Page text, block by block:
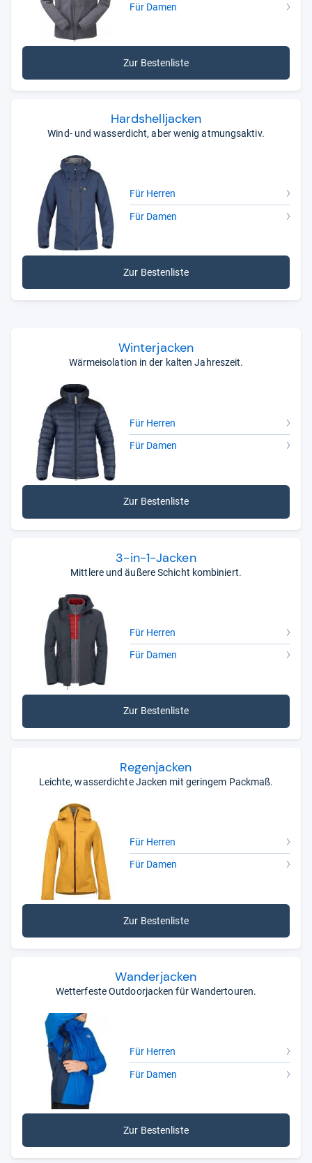
Für Damen
Zur Bestenliste
Hards­hell­ja­cken
Wind- und wasserdicht, aber wenig atmungsaktiv.
Für Herren
Für Damen
Zur Bestenliste
Win­ter­ja­cken
Wärmeisolation in der kalten Jahreszeit.
Für Herren
Für Damen
Zur Bestenliste
3-​in-​1-​Jacken
Mittlere und äußere Schicht kombiniert.
Für Herren
Für Damen
Zur Bestenliste
Regen­ja­cken
Leichte, wasserdichte Jacken mit geringem Packmaß.
Für Herren
Für Damen
Zur Bestenliste
Wan­der­ja­cken
Wetterfeste Outdoorjacken für Wandertouren.
Für Herren
Für Damen
Zur Bestenliste